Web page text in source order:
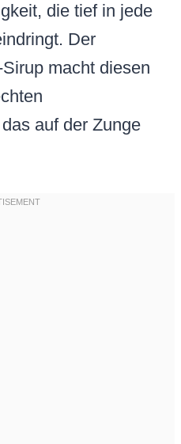
die tief in jede
Der
macht diesen
auf der Zunge